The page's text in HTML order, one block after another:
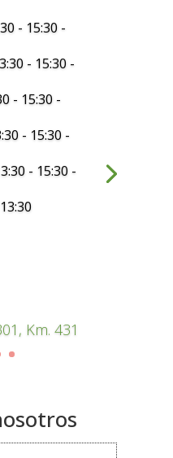
- 15:30 -
- 15:30 -
- 15:30 -
- 15:30 -
- 15:30 -
Km. 431